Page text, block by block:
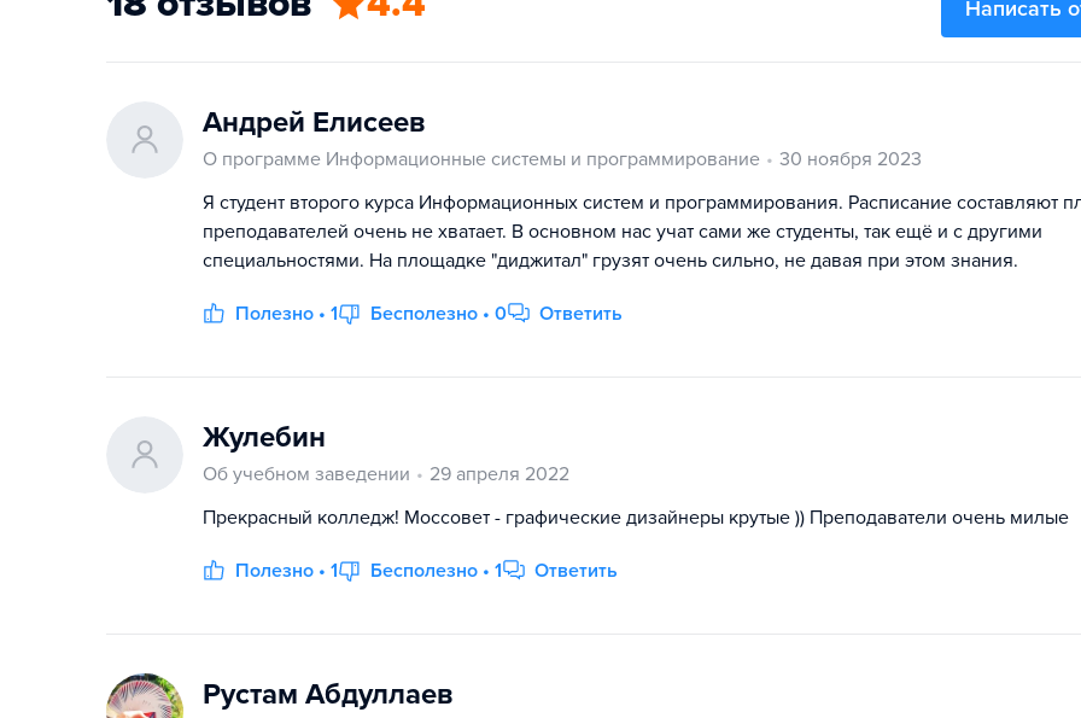
Написать
Андрей Елисеев
О программе Информационные системы и программирование
30 ноября 2023
Я студент второго курса Информационных систем и программирования. Расписание составляют
преподавателей очень не хватает. В основном нас учат сами же студенты, так ещё и с другими
специальностями. На площадке "диджитал" грузят очень сильно, не давая при этом знания.
Полезно • 1 Бесполезно • 0 Ответить
Жулебин
Об учебном заведении
29 апреля 2022
Прекрасный колледж! Моссовет - графические дизайнеры крутые )) Преподаватели очень милые
Полезно • 1 Бесполезно • 1 Ответить
Рустам Абдуллаев